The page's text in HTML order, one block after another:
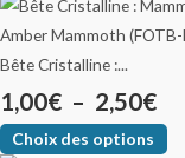
Bête Cristalline :...
1,00€ – 2,50€
Choix des options